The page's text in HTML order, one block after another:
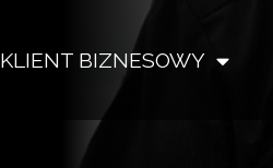
KLIENT BIZNESOWY